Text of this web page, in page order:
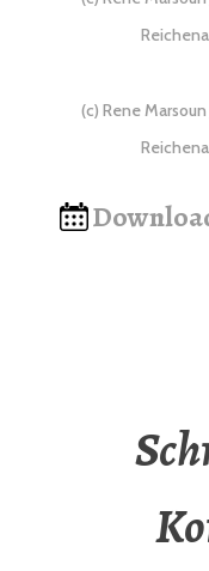
(c) Rene Marsoun